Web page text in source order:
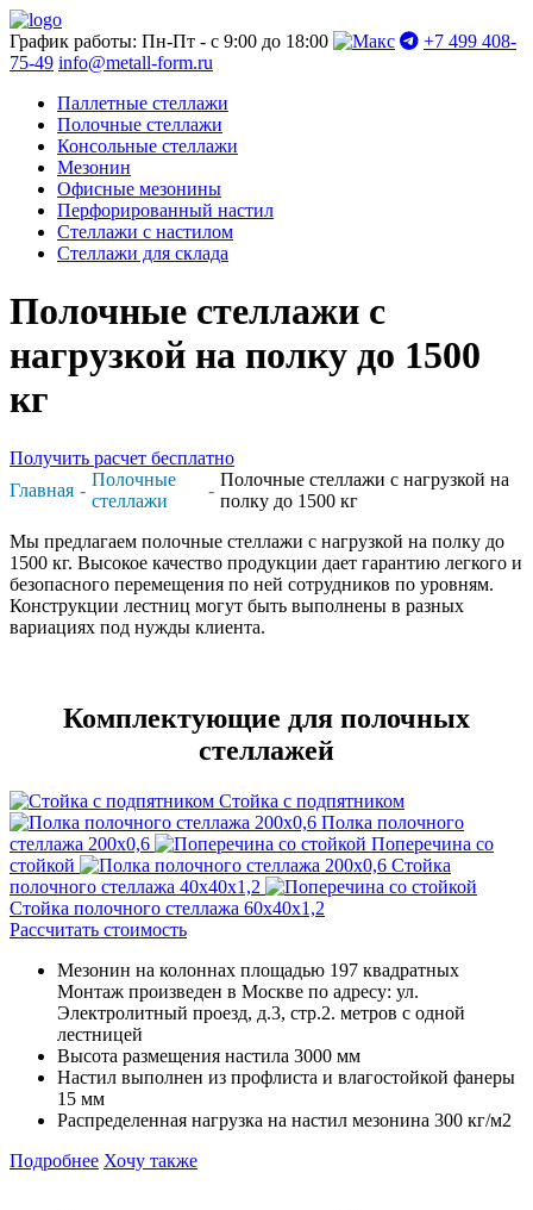
График работы: Пн-Пт - с 9:00 до 18:00
+7 499 408-
75-49 info@metall-form.ru
Паллетные стеллажи
Полочные стеллажи
Консольные стеллажи
Мезонин
Офисные мезонины
Перфорированный настил
Стеллажи с настилом
Стеллажи для склада
Полочные стеллажи с
нагрузкой на полку до 1500
кг
Получить расчет бесплатно
Главная
Полочные
стеллажи
Полочные стеллажи с нагрузкой на
полку до 1500 кг
Мы предлагаем полочные стеллажи с нагрузкой на полку до
1500 кг. Высокое качество продукции дает гарантию легкого и
безопасного перемещения по ней сотрудников по уровням.
Конструкции лестниц могут быть выполнены в разных
вариациях под нужды клиента.
Комплектующие для полочных
стеллажей
Стойка с подпятником
Полка полочного
стеллажа 200х0,6
Поперечина со
стойкой
Стойка
полочного стеллажа 40х40х1,2
Стойка полочного стеллажа 60х40х1,2
Рассчитать стоимость
Мезонин на колоннах площадью 197 квадратных
Монтаж произведен в Москве по адресу: ул.
Электролитный проезд, д.3, стр.2. метров с одной
лестницей
Высота размещения настила 3000 мм
Настил выполнен из профлиста и влагостойкой фанеры
15 мм
Распределенная нагрузка на настил мезонина 300 кг/м2
Подробнее Хочу также